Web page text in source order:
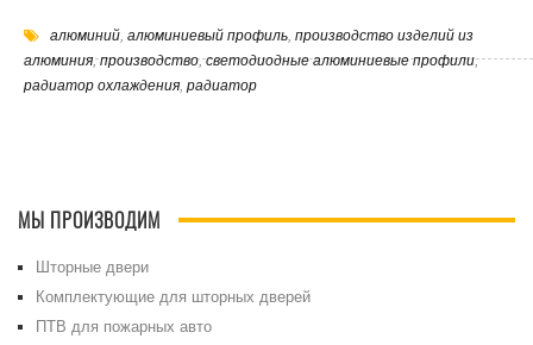
алюминий, алюминиевый профиль, производство изделий из
алюминия,производство,светодиодные алюминиевые профили,
радиатор охлаждения, радиатор
МЫ ПРОИЗВОДИМ
Шторные двери
Комплектующие для шторных дверей
ПТВ для пожарных авто